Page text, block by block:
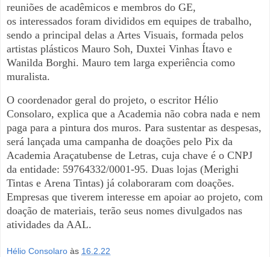
reuniões de acadêmicos e membros do GE,
os interessados foram divididos em equipes de trabalho,
sendo a principal delas a Artes Visuais, formada pelos
artistas plásticos Mauro Soh, Duxtei Vinhas Ítavo e
Wanilda Borghi. Mauro tem larga experiência como
muralista.
O coordenador geral do projeto, o escritor Hélio
Consolaro, explica que a Academia não cobra nada e nem
paga para a pintura dos muros. Para sustentar as despesas,
será lançada uma campanha de doações pelo Pix da
Academia Araçatubense de Letras, cuja chave é o CNPJ
da entidade: 59764332/0001-95. Duas lojas (Merighi
Tintas e Arena Tintas) já colaboraram com doações.
Empresas que tiverem interesse em apoiar ao projeto, com
doação de materiais, terão seus nomes divulgados nas
atividades da AAL.
Hélio Consolaro às 16.2.22